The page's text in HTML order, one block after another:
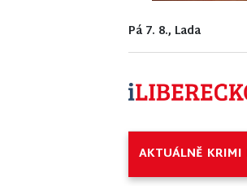
Pá 7. 8., Lada
AKTUÁLNĚ KRIMI